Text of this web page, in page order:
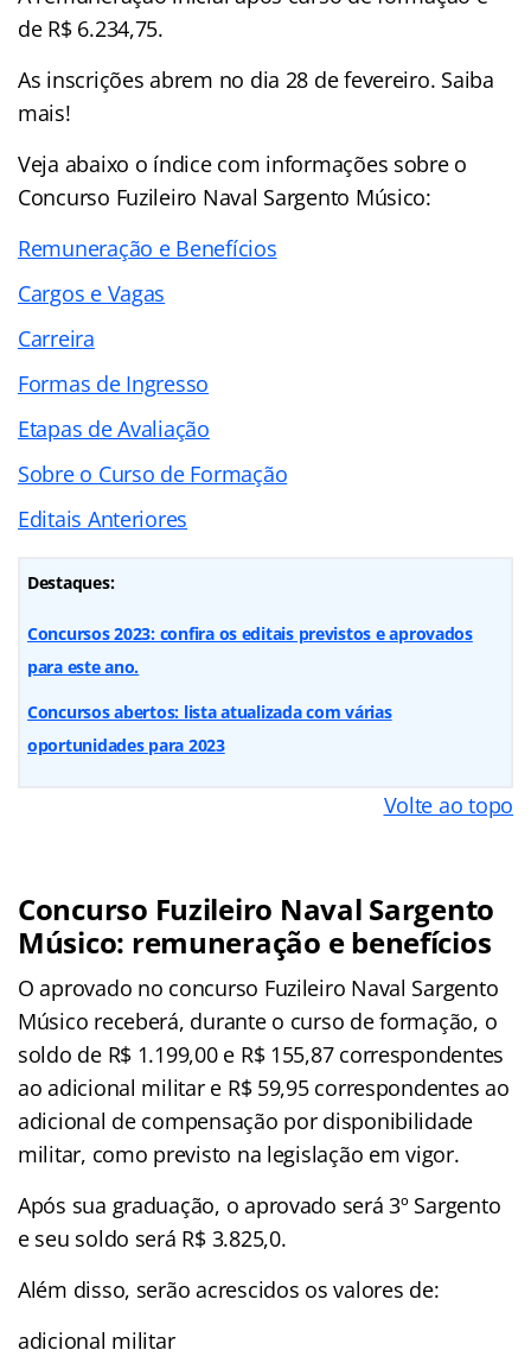
de R$ 6.234,75.
As inscrições abrem no dia 28 de fevereiro. Saiba
mais!
Veja abaixo o índicecom informações sobre o
Concurso Fuzileiro Naval Sargento Músico:
Remuneração e Benefícios
Cargos e Vagas
Carreira
Formas de Ingresso
Etapas de Avaliação
Sobre o Curso de Formação
Editais Anteriores
Destaques:
Concursos 2023: confira os editais previstos e aprovados
para este ano.
Concursos abertos: lista atualizada com várias
oportunidades para 2023
Volte ao topo
Concurso Fuzileiro Naval Sargento
Músico: remuneração e benefícios
O aprovado no concurso Fuzileiro Naval Sargento
Músico receberá, durante o curso de formação, o
soldo de R$ 1.199,00 e R$ 155,87 correspondentes
ao adicional militar e R$ 59,95 correspondentes ao
adicional de compensação por disponibilidade
militar, como previsto na legislação em vigor.
Após sua graduação, o aprovado será 3º Sargento
e seu soldo será R$ 3.825,0.
Além disso, serão acrescidos os valores de:
adicional militar